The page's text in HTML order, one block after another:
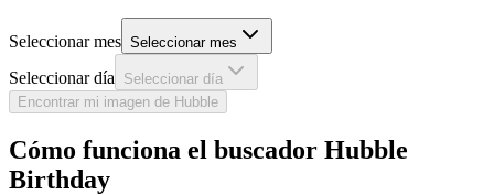
Seleccionar mes Seleccionar mes
Seleccionar día
Seleccionar día
Encontrar mi imagen de Hubble
Cómo funciona el buscador Hubble
Birthday